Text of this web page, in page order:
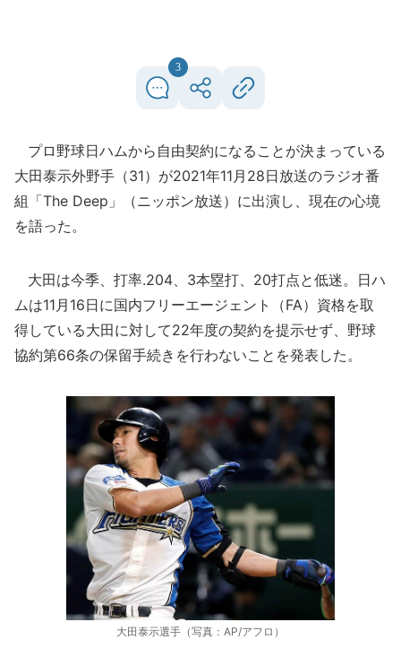
3
プロ野球日ハムから自由契約になることが決まっている
大田泰示外野手（31）が2021年11月28日放送のラジオ番
組「The Deep」（ニッポン放送）に出演し、現在の心境
を語った。
大田は今季、打率.204、3本塁打、20打点と低迷。日ハ
ムは11月16日に国内フリーエージェント（FA）資格を取
得している大田に対して22年度の契約を提示せず、野球
協約第66条の保留手続きを行わないことを発表した。
大田泰示選手（写真：AP/アフロ）